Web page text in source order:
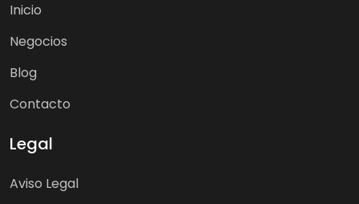
Inicio
Negocios
Blog
Contacto
Legal
Aviso Legal